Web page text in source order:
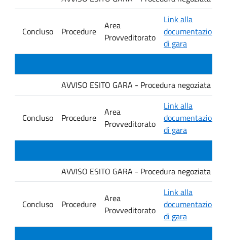
Concluso Procedure
Area
Provveditorato
Link alla
documentazione
di gara
AVVISO ESITO GARA - Procedura negoziata
Concluso Procedure
Area
Provveditorato
Link alla
documentazione
di gara
AVVISO ESITO GARA - Procedura negoziata
Concluso Procedure
Area
Provveditorato
Link alla
documentazione
di gara